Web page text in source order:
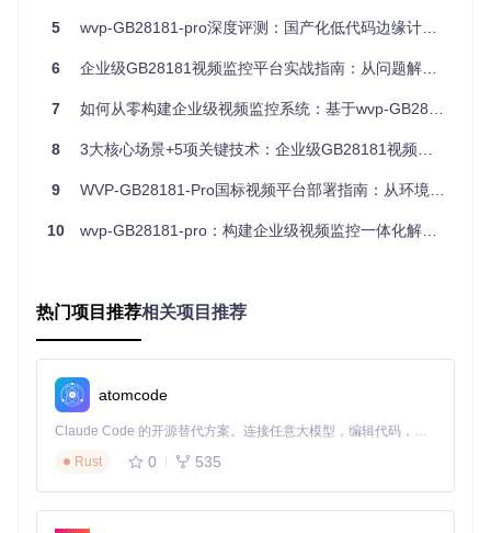
获取项目代码
git clone
配置环境变量编辑docker/.env文件，设置数据库密码、
MYSQL_ROOT_PASSWORD
WVP_HTTP_PORT
8080
启动服务集群
cd docker
行业应用小知识：容器化部署使视频监控系统的环境一致性提
升60%，部署时间从传统方式的2-3天缩短至1小时内，大幅降
低了系统集成难度。
5 wvp-GB28181-pro深度评测：国产化低代码边缘计算的视频监控解决方案
6 企业级GB28181视频监控平台实战指南：从问题解决到性能优化
7 如何从零构建企业级视频监控系统：基于wvp-GB28181-pro的实战指南
8 3大核心场景+5项关键技术：企业级GB28181视频平台WVP-PRO深度实践指南
9 WVP-GB28181-Pro国标视频平台部署指南：从环境搭建到场景落地
10 wvp-GB28181-pro：构建企业级视频监控一体化解决方案
热门项目推荐相关项目推荐
atomcode
Claude Code 的开源替代方案。连接任意大模型，编辑代码，运行命令，自动验证 — 全自动执行。用 Rust 构建，极致性能。 ｜ An open-source alternative to Claude Code. Connect any LLM, edit code, run commands, and verify changes — autonomously. Built in Rust for speed. Get Started
Rust
0 535